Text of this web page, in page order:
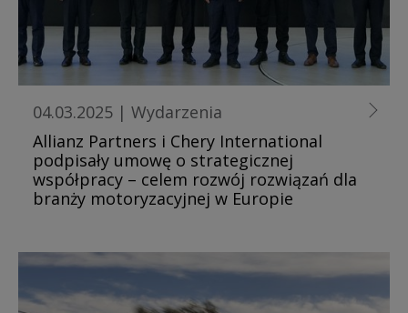
04.03.2025 | Wydarzenia
Allianz Partners i Chery International
podpisały umowę o strategicznej
współpracy – celem rozwój rozwiązań dla
branży motoryzacyjnej w Europie